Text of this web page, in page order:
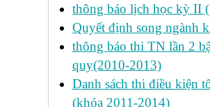
thông báo lịch học kỳ II
Quyết định song ngành
thông báo thi TN lần 2
quy(2010-2013)
Danh sách thi điều kiện
(khóa 2011-2014)